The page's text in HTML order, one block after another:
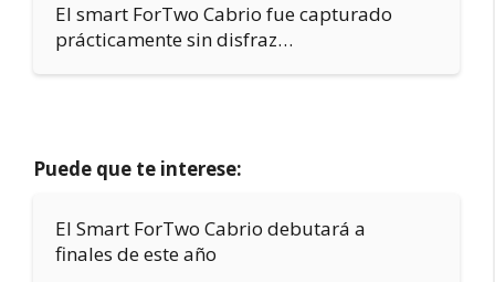
El smart ForTwo Cabrio fue capturado
prácticamente sin disfraz…
Puede que te interese:
El Smart ForTwo Cabrio debutará a
finales de este año